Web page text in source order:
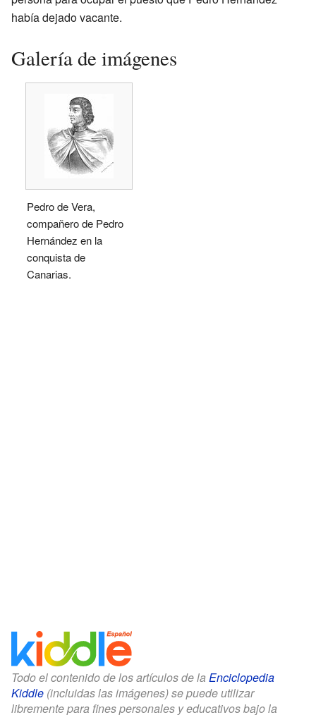
había dejado vacante.
Galería de imágenes
Pedro de Vera,
compañero de Pedro
Hernández en la
conquista de
Canarias.
Todo el contenido de los artículos de la Enciclopedia
Kiddle (incluidas las imágenes) se puede utilizar
libremente para fines personales y educativos bajo la